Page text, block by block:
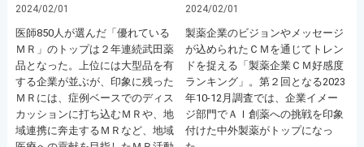
2024/02/01
医師850人が選んだ「優れている
ＭＲ」のトップは２年連続武田薬
品となった。上位には大型品を有
する企業が並ぶが、印象に残った
ＭＲには、症例ベースでのディス
カッションに打ち込むＭＲや、地
域連携に奔走するＭＲなど、地域
2024/02/01
製薬企業のビジョンやメッセージ
が込められたＣＭを通じてトレン
ドを捉える「製薬企業ＣＭ好感度
ランキング」。第２回となる2023
年10-12月調査では、企業イメー
ジ部門でＡＩ創薬への挑戦を印象
付けた中外製薬がトップになっ